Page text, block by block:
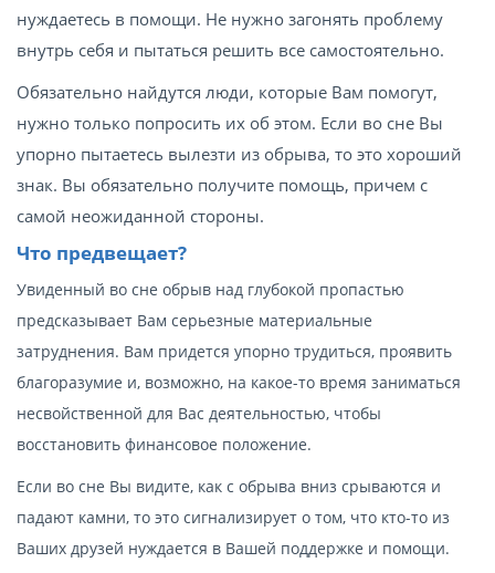
нуждаетесь в помощи. Не нужно загонять проблему
внутрь себя и пытаться решить все самостоятельно.
Обязательно найдутся люди, которые Вам помогут,
нужно только попросить их об этом. Если во сне Вы
упорно пытаетесь вылезти из обрыва, то это хороший
знак. Вы обязательно получите помощь, причем с
самой неожиданной стороны.
Что предвещает?
Увиденный во сне обрыв над глубокой пропастью
предсказывает Вам серьезные материальные
затруднения. Вам придется упорно трудиться, проявить
благоразумие и, возможно, на какое-то время заниматься
несвойственной для Вас деятельностью, чтобы
восстановить финансовое положение.
Если во сне Вы видите, как с обрыва вниз срываются и
падают камни, то это сигнализирует о том, что кто-то из
Ваших друзей нуждается в Вашей поддержке и помощи.